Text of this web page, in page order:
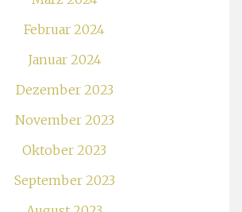
Februar 2024
Januar 2024
Dezember 2023
November 2023
Oktober 2023
September 2023